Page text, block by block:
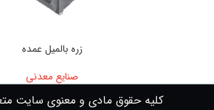
زره بالمیل عمده
صنایع معدنی
کلیه حقوق مادی و معنوی سایت